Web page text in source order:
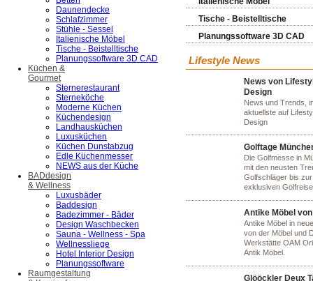
Daunendecke
Schlafzimmer
Stühle - Sessel
Italienische Möbel
Tische - Beistelltische
Planungssoftware 3D CAD
Küchen &
Gourmet
Sternerestaurant
Sterneköche
Moderne Küchen
Küchendesign
Landhausküchen
Luxusküchen
Küchen Dunstabzug
Edle Küchenmesser
NEWS aus der Küche
BADdesign
& Wellness
Luxusbäder
Baddesign
Badezimmer - Bäder
Design Waschbecken
Sauna - Wellness - Spa
Wellnessliege
Hotel Interior Design
Planungssoftware
Raumgestaltung
Tische - Beistelltische
Planungssoftware 3D CAD
Lifestyle News
News von
Design
News und Trends,
aktuellste auf
Design
Golftage
Die Golfmesse in
mit den neusten
Golfschläger bis zur
exklusiven
Antike Möbel
Antike Möbel in
von der Möbel und
Werkstätte OAM
Antik Möbel.
Glööckler Deux